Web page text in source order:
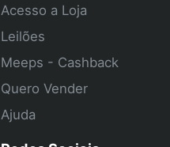
Acesso a Loja
Leilões
Meeps - Cashback
Quero Vender
Ajuda